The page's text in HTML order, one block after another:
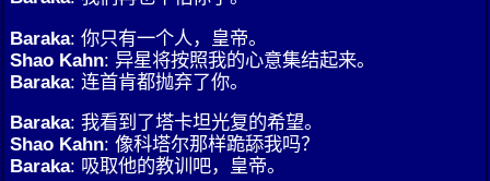
Baraka: 你只有一个人，皇帝。
Shao Kahn: 异星将按照我的心意集结起来。
Baraka: 连首肯都抛弃了你。
Baraka: 我看到了塔卡坦光复的希望。
Shao Kahn: 像科塔尔那样跪舔我吗？
Baraka: 吸取他的教训吧，皇帝。